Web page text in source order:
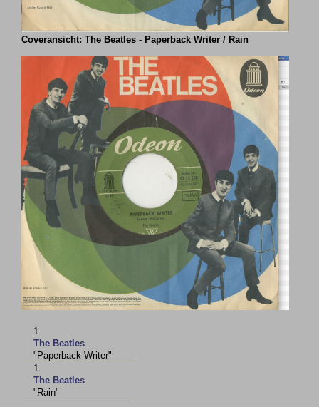
Coveransicht: The Beatles - Paperback Writer / Rain
1
The Beatles
"Paperback Writer"
1
The Beatles
"Rain"